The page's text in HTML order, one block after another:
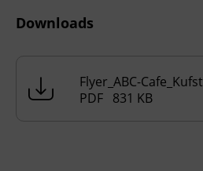
Downloads
Flyer_ABC-
PDF 831 KB